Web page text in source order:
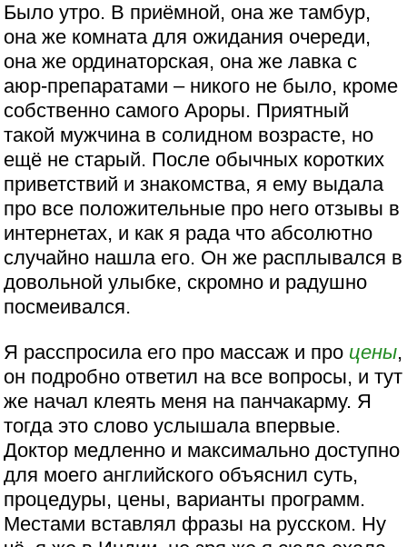
Было утро. В приёмной, она же тамбур,
она же комната для ожидания очереди,
она же ординаторская, она же лавка с
аюр-препаратами – никого не было, кроме
собственно самого Ароры. Приятный
такой мужчина в солидном возрасте, но
ещё не старый. После обычных коротких
приветствий и знакомства, я ему выдала
про все положительные про него отзывы в
интернетах, и как я рада что абсолютно
случайно нашла его. Он же расплывался в
довольной улыбке, скромно и радушно
посмеивался.
Я расспросила его про массаж и про цены,
он подробно ответил на все вопросы, и тут
же начал клеять меня на панчакарму. Я
тогда это слово услышала впервые.
Доктор медленно и максимально доступно
для моего английского объяснил суть,
процедуры, цены, варианты программ.
Местами вставлял фразы на русском. Ну